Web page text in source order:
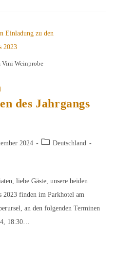
Weinprobe
des Jahrgangs
2024
Beitrags-
Deutschland
liebe Gäste, unsere beiden
2023 finden im Parkhotel am
an den folgenden Terminen
18:30…